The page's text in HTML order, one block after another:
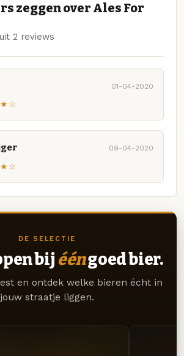
zeggen over Ales For
uit 2 reviews
01-04-2020
09-04-2020
DE SELECTIE
bij ééngoed bier.
en ontdek welke bieren écht in
jouw straatje liggen.